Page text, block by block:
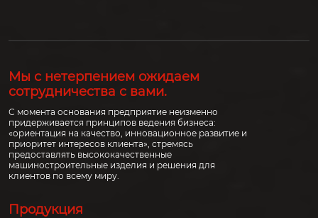
Мы с нетерпением ожидаем
сотрудничества с вами.
С момента основания предприятие неизменно
придерживается принципов ведения бизнеса:
«ориентация на качество, инновационное развитие и
приоритет интересов клиента», стремясь
предоставлять высококачественные
машиностроительные изделия и решения для
клиентов по всему миру.
Продукция